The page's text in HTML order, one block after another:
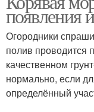
Неправильные
появления
Огородники
полив проводится
качественном
нормально, если
определённый